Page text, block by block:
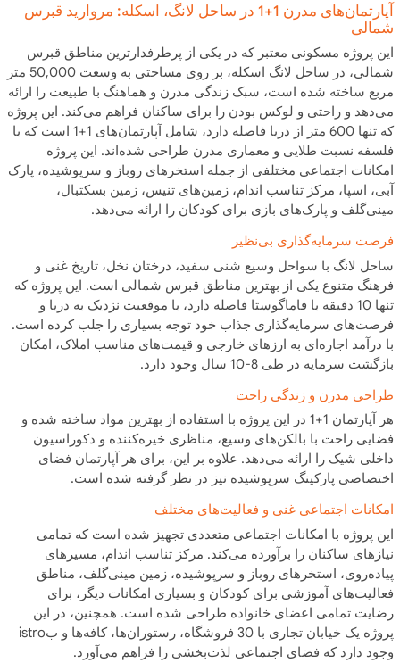
آپارتمان‌های مدرن 1+1 در ساحل لانگ، اسکله: مروارید قبرس
شمالی
این پروژه مسکونی معتبر که در یکی از پرطرفدارترین مناطق قبرس
شمالی، در ساحل لانگ اسکله، بر روی مساحتی به وسعت 50,000 متر
مربع ساخته شده است، سبک زندگی مدرن و هماهنگ با طبیعت را ارائه
می‌دهد و راحتی و لوکس بودن را برای ساکنان فراهم می‌کند. این پروژه
که تنها 600 متر از دریا فاصله دارد، شامل آپارتمان‌های 1+1 است که با
فلسفه نسبت طلایی و معماری مدرن طراحی شده‌اند. این پروژه
امکانات اجتماعی مختلفی از جمله استخرهای روباز و سرپوشیده، پارک
آبی، اسپا، مرکز تناسب اندام، زمین‌های تنیس، زمین بسکتبال،
مینی‌گلف و پارک‌های بازی برای کودکان را ارائه می‌دهد.
فرصت سرمایه‌گذاری بی‌نظیر
ساحل لانگ با سواحل وسیع شنی سفید، درختان نخل، تاریخ غنی و
فرهنگ متنوع یکی از بهترین مناطق قبرس شمالی است. این پروژه که
تنها 10 دقیقه با فاماگوستا فاصله دارد، با موقعیت نزدیک به دریا و
فرصت‌های سرمایه‌گذاری جذاب خود توجه بسیاری را جلب کرده است.
با درآمد اجاره‌ای به ارزهای خارجی و قیمت‌های مناسب املاک، امکان
بازگشت سرمایه در طی 8-10 سال وجود دارد.
طراحی مدرن و زندگی راحت
هر آپارتمان 1+1 در این پروژه با استفاده از بهترین مواد ساخته شده و
فضایی راحت با بالکن‌های وسیع، مناظری خیره‌کننده و دکوراسیون
داخلی شیک را ارائه می‌دهد. علاوه بر این، برای هر آپارتمان فضای
اختصاصی پارکینگ سرپوشیده نیز در نظر گرفته شده است.
امکانات اجتماعی غنی و فعالیت‌های مختلف
این پروژه با امکانات اجتماعی متعددی تجهیز شده است که تمامی
نیازهای ساکنان را برآورده می‌کند. مرکز تناسب اندام، مسیرهای
پیاده‌روی، استخرهای روباز و سرپوشیده، زمین مینی‌گلف، مناطق
فعالیت‌های آموزشی برای کودکان و بسیاری امکانات دیگر، برای
رضایت تمامی اعضای خانواده طراحی شده است. همچنین، در این
پروژه یک خیابان تجاری با 30 فروشگاه، رستوران‌ها، کافه‌ها و بistro
وجود دارد که فضای اجتماعی لذت‌بخشی را فراهم می‌آورد.